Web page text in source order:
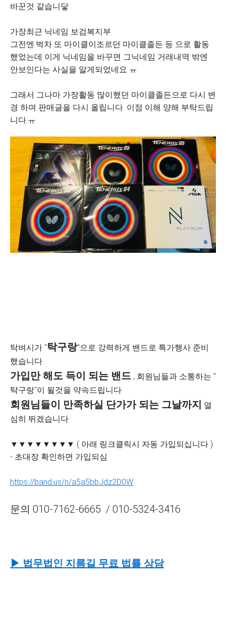
바꾼것 같습니닿
가장최근 닉네임 보검복지부
그전엔.벅차 또 마이클이조르던 마이클졸든 등 으로 활동
했었는데 이게 닉네임을 바꾸면 그닉네임 거래내역 밖엔
안보인다는 사실을 알게되었네요 ㅠ
그래서 그나마 가장활동 많이했던 마이클졸든으로 다시 변
경 하며 판매글을 다시 올립니다. 이점 이해 양해 부탁드립
니다.ㅠ
탁벼시가 "탁구랑"으로 강력하게 밴드로 특가행사 준비
했습니다
가입만 해도 득이 되는 밴드 , 회원님들과 소통하는 "
탁구랑"이 될것을 약속드립니다
회원님들이 만족하실 단가가 되는 그날까지 열
심히 뛰겠습니다
▼▼▼▼▼▼▼▼ ( 아래 링크클릭시 자동 가입되십니다 )
- 초대장 확인하면 가입되심
https://band.us/n/a5a5bbJdz2D0W
문의 010-7162-6665 / 010-5324-3416
▶ 법무법인 지름길 무료 법률 상담